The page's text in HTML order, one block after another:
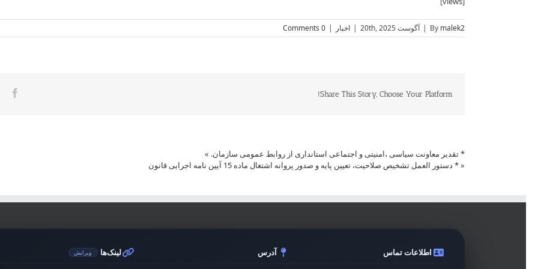
By malek2
| آگوست 20th, 2025 | اخبار |
0 Comments
Share This Story, Choose Your Platform!
* تقدیر معاونت سیاسی ،امنیتی و اجتماعی استانداری از روابط عمومی سازمان‌. »
«* دستور العمل تشخیص صلاحیت، تعیین پایه و صدور پروانه اشتغال ماده 15 آیین نامه اجرایی قانون
اطلاعات تماس آدرس لینک‌ها ویرایش